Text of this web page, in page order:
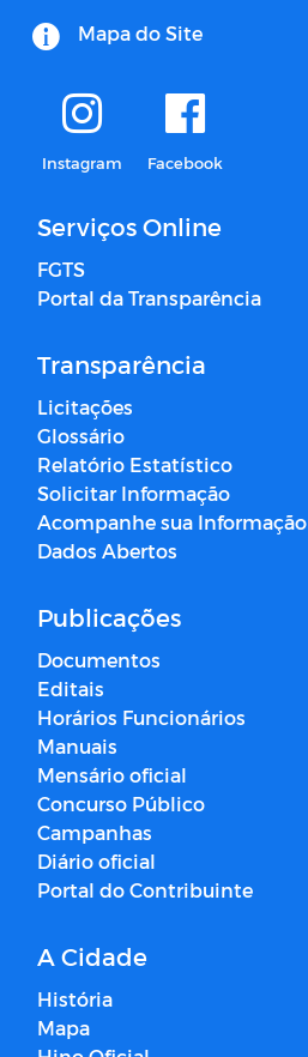
Mapa do Site
Instagram Facebook
Serviços Online
FGTS
Portal da Transparência
Transparência
Licitações
Glossário
Relatório Estatístico
Solicitar Informação
Acompanhe sua Informação
Dados Abertos
Publicações
Documentos
Editais
Horários Funcionários
Manuais
Mensário oficial
Concurso Público
Campanhas
Diário oficial
Portal do Contribuinte
A Cidade
História
Mapa